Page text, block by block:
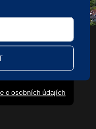
o osobních údajích